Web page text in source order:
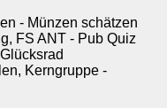
- Münzen schätzen
FS ANT - Pub Quiz
Kerngruppe -